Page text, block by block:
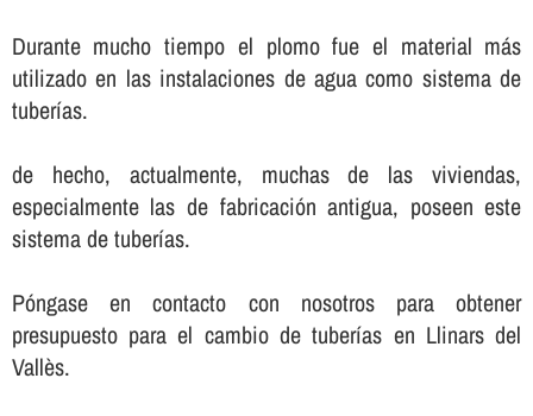
Durante mucho tiempo el plomo fue el material más
utilizado en las instalaciones de agua como sistema de
tuberí­as.
de hecho, actualmente, muchas de las viviendas,
especialmente las de fabricación antigua, poseen este
sistema de tuberí­as.
Póngase en contacto con nosotros para obtener
presupuesto para el cambio de tuberí­as en Llinars del
Vallès.